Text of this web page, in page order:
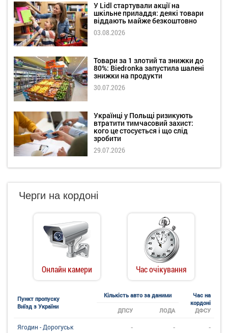
У Lidl стартували акції на
шкільне приладдя: деякі товари
віддають майже безкоштовно
03.08.2026
Товари за 1 злотий та знижки до
80%: Biedronka запустила шалені
знижки на продукти
30.07.2026
Українці у Польщі ризикують
втратити тимчасовий захист:
кого це стосується і що слід
зробити
29.07.2026
Черги на кордоні
Онлайн камери Час очікування
Пункт пропуску
Виїзд з України
Кількість авто за даними
Час на
кордоні
ДФСУ
ДПСУ ЛОДА
Ягодин - Дорогуськ - - -